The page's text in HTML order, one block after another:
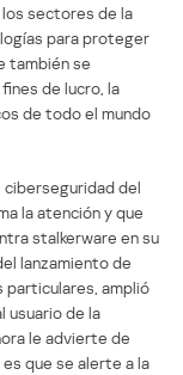
sectores de la
para proteger
también se
de lucro, la
de todo el mundo
ciberseguridad del
la atención y que
stalkerware en su
lanzamiento de
particulares, amplió
usuario de la
le advierte de
que se alerte a la